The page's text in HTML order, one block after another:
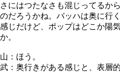
さにはつたなさも混じってるか
のだろうかね。バッハは奥に行
感じだけど、ポップはどこか陽
か。
山：ほう。
武：奥行きがある感じと、表層